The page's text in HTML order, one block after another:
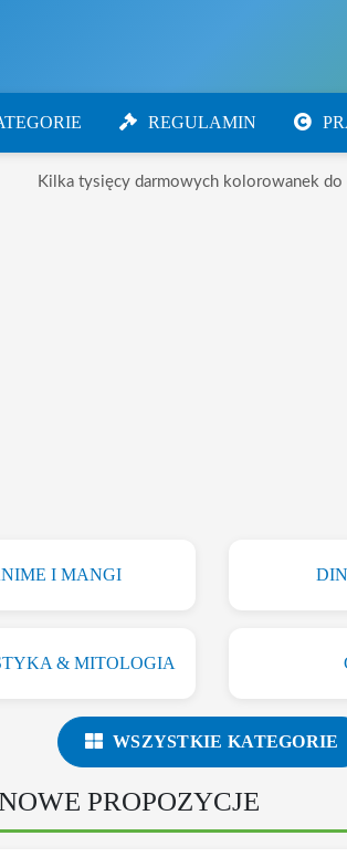
REGULAMIN
Kilka tysięcy darmowych kolorowanek do
I MANGI
& MITOLOGIA
WSZYSTKIE KATEGORIE
PROPOZYCJE